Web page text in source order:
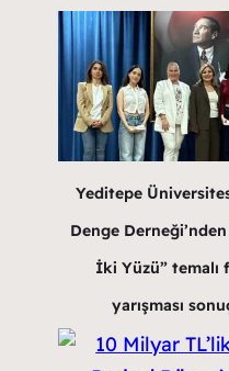
Yeditepe
Denge
İki Yüzü” temalı
yarışması